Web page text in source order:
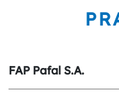
FAP Pafal S.A.